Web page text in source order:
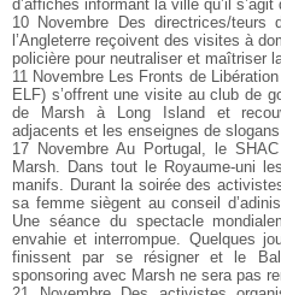
d’affiches informant la ville qu’il
10 Novembre Des directrices/
l’Angleterre reçoivent des visites à
policière pour neutraliser et maîtriser
11 Novembre Les Fronts de
ELF) s’offrent une visite au club de
de Marsh à Long Island et
adjacents et les enseignes de slogans
17 Novembre Au Portugal, le
Marsh. Dans tout le Royaume-uni
manifs. Durant la soirée des
sa femme siègent au conseil
Une séance du spectacle
envahie et interrompue. Quelques
finissent par se résigner et le
sponsoring avec Marsh ne sera pas